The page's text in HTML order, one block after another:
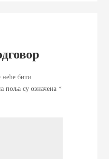
бити
поља су означена *